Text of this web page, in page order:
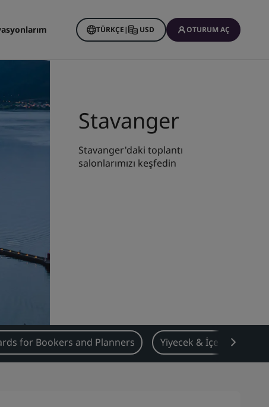
TÜRKÇE| USD OTURUM AÇ
Stavanger
Stavanger'daki toplantı
salonlarımızı keşfedin
for Bookers and Planners Yiyecek & İçecek